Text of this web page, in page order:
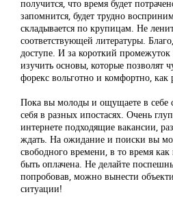
получится, что время будет
запомнится, будет трудно
складывается по крупицам. Не
соответствующей литературы.
доступе. И за короткий
изучить основы, которые позволят
форекс вольготно и комфортно, как
Пока вы молоды и ощущаете в себе
себя в разных ипостасях. Очень
интернете подходящие вакансии,
ждать. На ожидание и поиски вы
свободного времени, в то время
быть оплачена. Не делайте
попробовав, можно вынести
ситуации!